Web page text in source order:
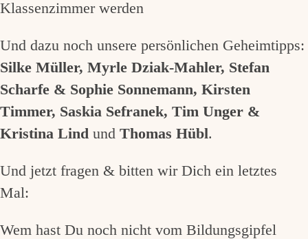
Klassenzimmer werden
Und dazu noch unsere persönlichen Geheimtipps:
Silke Müller, Myrle Dziak-Mahler, Stefan
Scharfe & Sophie Sonnemann, Kirsten
Timmer, Saskia Sefranek, Tim Unger &
Kristina Lind und Thomas Hübl.
Und jetzt fragen & bitten wir Dich ein letztes
Mal:
Wem hast Du noch nicht vom Bildungsgipfel